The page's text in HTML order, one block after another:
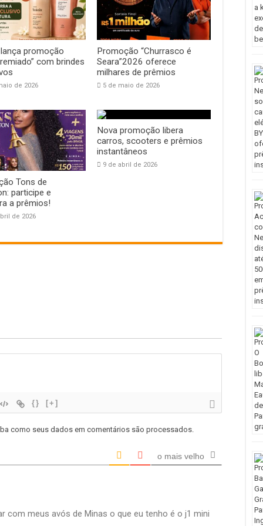
promoção
com brindes
de 2026
Promoção “Churrasco é
Seara”2026 oferece
milhares de prêmios
5 de maio de 2026
Tons de
participe e
a prêmios!
de 2026
Nova promoção libera
carros, scooters e prêmios
instantâneos
9 de abril de 2026
{} [+]
como seus dados em comentários são processados
o mais velho
com meus avós de Minas o que eu tenho é o j1 mini